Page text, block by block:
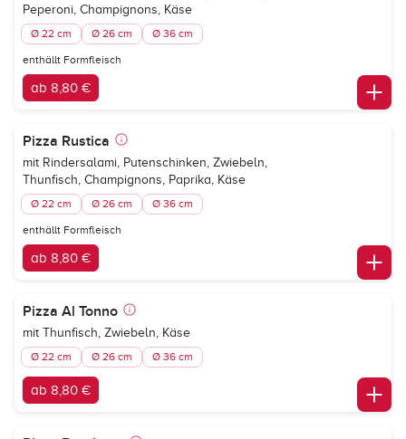
Peperoni, Champignons, Käse
Ø 22 cm Ø 26 cm Ø 36 cm
enthällt Formfleisch
ab 8,80 €
Pizza Rustica
mit Rindersalami, Putenschinken, Zwiebeln,
Thunfisch, Champignons, Paprika, Käse
Ø 22 cm Ø 26 cm Ø 36 cm
enthällt Formfleisch
ab 8,80 €
Pizza Al Tonno
mit Thunfisch, Zwiebeln, Käse
Ø 22 cm Ø 26 cm Ø 36 cm
ab 8,80 €